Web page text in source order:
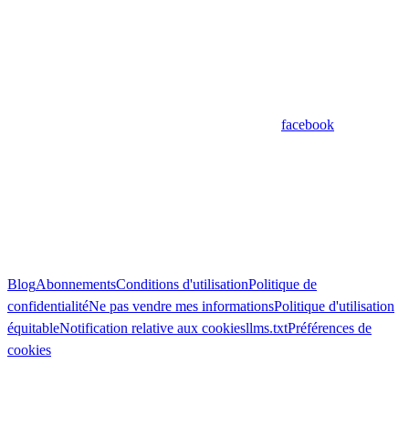
facebook
BlogAbonnementsConditions d'utilisationPolitique de
confidentialitéNe pas vendre mes informationsPolitique d'utilisation
équitableNotification relative aux cookiesllms.txtPréférences de
cookies